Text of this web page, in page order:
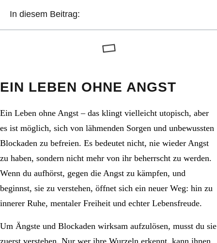
In diesem Beitrag:
EIN LEBEN OHNE ANGST
Ein Leben ohne Angst – das klingt vielleicht utopisch, aber
es ist möglich, sich von lähmenden Sorgen und unbewussten
Blockaden zu befreien. Es bedeutet nicht, nie wieder Angst
zu haben, sondern nicht mehr von ihr beherrscht zu werden.
Wenn du aufhörst, gegen die Angst zu kämpfen, und
beginnst, sie zu verstehen, öffnet sich ein neuer Weg: hin zu
innerer Ruhe, mentaler Freiheit und echter Lebensfreude.
Um Ängste und Blockaden wirksam aufzulösen, musst du sie
zuerst verstehen. Nur wer ihre Wurzeln erkennt, kann ihnen